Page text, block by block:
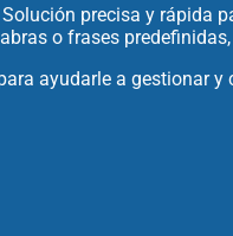
Solución precisa y rápida
o frases
ayudarle a gestionar